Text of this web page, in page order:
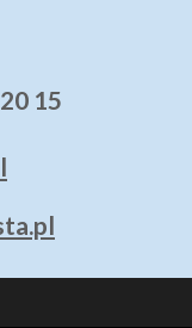
15